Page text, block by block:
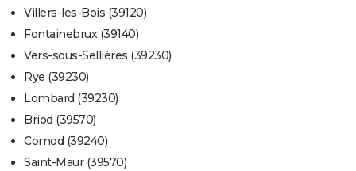
Villers-les-Bois (39120)
Fontainebrux (39140)
Vers-sous-Sellières (39230)
Rye (39230)
Lombard (39230)
Briod (39570)
Cornod (39240)
Saint-Maur (39570)